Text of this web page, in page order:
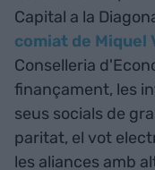
Capital a la
comiat de Miquel
Conselleria
finançament, les
seus socials de
paritat, el vot
les aliances amb